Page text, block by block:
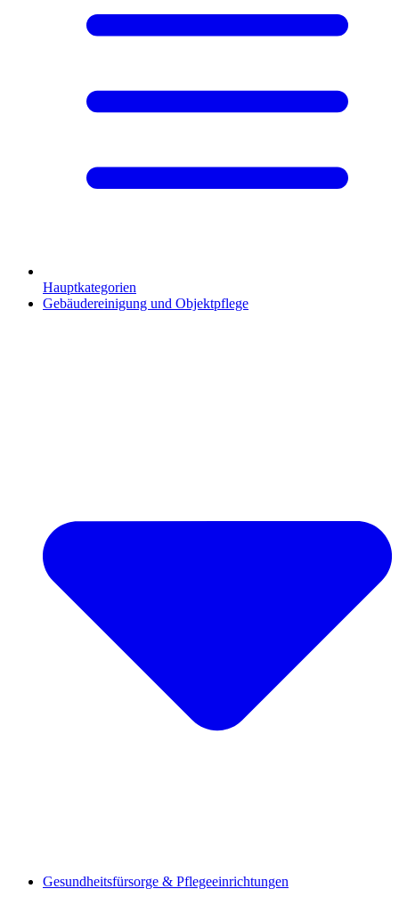
Hauptkategorien
Gebäudereinigung und Objektpflege
Gesundheitsfürsorge & Pflegeeinrichtungen